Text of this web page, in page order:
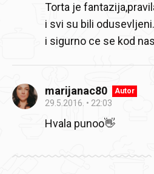
Torta je
i svi su bili
i sigurno ce se kod
marijanac80 Autor
29.5.2016. 22:03
Hvala punoo👋